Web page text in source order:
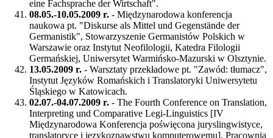
eine Fachsprache der Wirtschaft".
08.05.-10.05.2009 r. - Międzynarodowa konferencja
naukowa pt. "Diskurse als Mittel und Gegenstände der
Germanistik", Stowarzyszenie Germanistów Polskich w
Warszawie oraz Instytut Neofilologii, Katedra Filologii
Germańskiej, Uniwersytet Warmińsko-Mazurski w Olsztynie.
13.05.2009 r. - Warsztaty przekładowe pt. "Zawód: tłumacz",
Instytut Języków Romańskich i Translatoryki Uniwersytetu
Śląskiego w Katowicach.
02.07.-04.07.2009 r. - The Fourth Conference on Translation,
Interpreting und Comparative Legi-Linguistics [IV
Międzynarodowa Konferencja poświęcona juryslingwistyce,
translatoryce i językoznawstwu komputerowemu], Pracownia